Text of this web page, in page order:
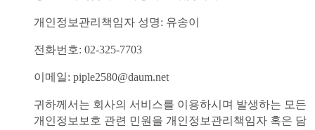
개인정보관리책임자 성명: 유송이
전화번호: 02-325-7703
이메일: piple2580@daum.net
귀하께서는 회사의 서비스를 이용하시며 발생하는 모든
개인정보보호 관련 민원을 개인정보관리책임자 혹은 담